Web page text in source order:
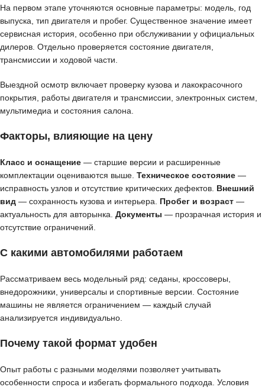
На первом этапе уточняются основные параметры: модель, год
выпуска, тип двигателя и пробег. Существенное значение имеет
сервисная история, особенно при обслуживании у официальных
дилеров. Отдельно проверяется состояние двигателя,
трансмиссии и ходовой части.
Выездной осмотр включает проверку кузова и лакокрасочного
покрытия, работы двигателя и трансмиссии, электронных систем,
мультимедиа и состояния салона.
Факторы, влияющие на цену
Класс и оснащение — старшие версии и расширенные
комплектации оцениваются выше. Техническое состояние —
исправность узлов и отсутствие критических дефектов. Внешний
вид — сохранность кузова и интерьера. Пробег и возраст —
актуальность для авторынка. Документы — прозрачная история и
отсутствие ограничений.
С какими автомобилями работаем
Рассматриваем весь модельный ряд: седаны, кроссоверы,
внедорожники, универсалы и спортивные версии. Состояние
машины не является ограничением — каждый случай
анализируется индивидуально.
Почему такой формат удобен
Опыт работы с разными моделями позволяет учитывать
особенности спроса и избегать формального подхода. Условия